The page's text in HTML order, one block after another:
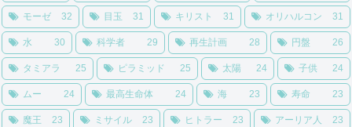
モーゼ 32 目玉 31 キリスト 31 オリハルコン 31
水 30 科学者 29 再生計画 28 円盤 26
タミアラ 25 ピラミッド 25 太陽 24 子供 24
ムー 24 最高生命体 24 海 23 寿命 23
魔王 23 ミサイル 23 ヒトラー 23 アーリア人 23